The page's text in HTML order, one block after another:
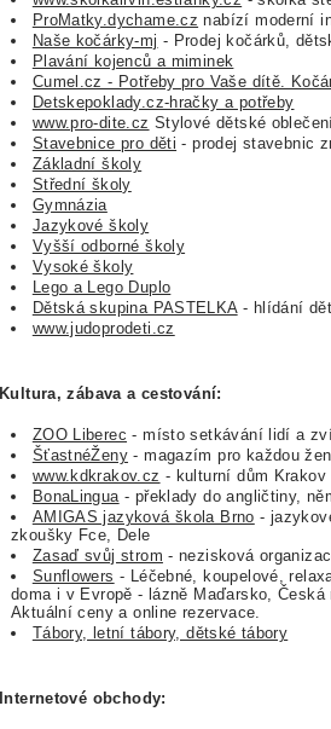
ProMatky.dychame.cz nabízí moderní
Naše kočárky-mj - Prodej kočárků,
Plavání kojenců a miminek
Cumel.cz - Potřeby pro Vaše dítě.
Detskepoklady.cz-hračky a potřeby
www.pro-dite.cz Stylové dětské
Stavebnice pro děti - prodej stavebnic
Základní školy
Střední školy
Gymnázia
Jazykové školy
Vyšší odborné školy
Vysoké školy
Lego a Lego Duplo
Dětská skupina PASTELKA - hlídání
www.judoprodeti.cz
Kultura, zábava a cestování:
ZOO Liberec - místo setkávání lidí a
ŠťastnéŽeny - magazím pro každou
www.kdkrakov.cz - kulturní dům Krakov
BonaLingua - překlady do angličtiny,
AMIGAS jazyková škola Brno -
zkoušky Fce, Dele
Zasaď svůj strom - nezisková
Sunflowers - Léčebné, koupelové,
doma i v Evropě - lázně Maďarsko,
Aktuální ceny a online rezervace.
Tábory, letní tábory, dětské tábory
Internetové obchody: